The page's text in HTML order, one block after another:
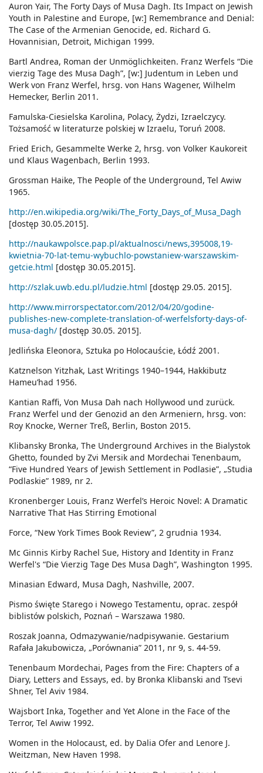
Auron Yair, The Forty Days of Musa Dagh. Its Impact on Jewish
Youth in Palestine and Europe, [w:] Remembrance and Denial:
The Case of the Armenian Genocide, ed. Richard G.
Hovannisian, Detroit, Michigan 1999.
Bartl Andrea, Roman der Unmöglichkeiten. Franz Werfels “Die
vierzig Tage des Musa Dagh”, [w:] Judentum in Leben und
Werk von Franz Werfel, hrsg. von Hans Wagener, Wilhelm
Hemecker, Berlin 2011.
Famulska-Ciesielska Karolina, Polacy, Żydzi, Izraelczycy.
Tożsamość w literaturze polskiej w Izraelu, Toruń 2008.
Fried Erich, Gesammelte Werke 2, hrsg. von Volker Kaukoreit
und Klaus Wagenbach, Berlin 1993.
Grossman Haike, The People of the Underground, Tel Awiw
1965.
http://en.wikipedia.org/wiki/The_Forty_Days_of_Musa_Dagh
[dostęp 30.05.2015].
http://naukawpolsce.pap.pl/aktualnosci/news,395008,19-
kwietnia-70-lat-temu-wybuchlo-powstaniew-warszawskim-
getcie.html [dostęp 30.05.2015].
http://szlak.uwb.edu.pl/ludzie.html [dostęp 29.05. 2015].
http://www.mirrorspectator.com/2012/04/20/godine-
publishes-new-complete-translation-of-werfelsforty-days-of-
musa-dagh/ [dostęp 30.05. 2015].
Jedlińska Eleonora, Sztuka po Holocauście, Łódź 2001.
Katznelson Yitzhak, Last Writings 1940–1944, Hakkibutz
Hameu’had 1956.
Kantian Raffi, Von Musa Dah nach Hollywood und zurück.
Franz Werfel und der Genozid an den Armeniern, hrsg. von:
Roy Knocke, Werner Treß, Berlin, Boston 2015.
Klibansky Bronka, The Underground Archives in the Bialystok
Ghetto, founded by Zvi Mersik and Mordechai Tenenbaum,
“Five Hundred Years of Jewish Settlement in Podlasie”, „Studia
Podlaskie” 1989, nr 2.
Kronenberger Louis, Franz Werfel’s Heroic Novel: A Dramatic
Narrative That Has Stirring Emotional
Force, “New York Times Book Review”, 2 grudnia 1934.
Mc Ginnis Kirby Rachel Sue, History and Identity in Franz
Werfel's “Die Vierzig Tage Des Musa Dagh”, Washington 1995.
Minasian Edward, Musa Dagh, Nashville, 2007.
Pismo święte Starego i Nowego Testamentu, oprac. zespół
biblistów polskich, Poznań – Warszawa 1980.
Roszak Joanna, Odmazywanie/nadpisywanie. Gestarium
Rafała Jakubowicza, „Porównania” 2011, nr 9, s. 44-59.
Tenenbaum Mordechai, Pages from the Fire: Chapters of a
Diary, Letters and Essays, ed. by Bronka Klibanski and Tsevi
Shner, Tel Aviv 1984.
Wajsbort Inka, Together and Yet Alone in the Face of the
Terror, Tel Awiw 1992.
Women in the Holocaust, ed. by Dalia Ofer and Lenore J.
Weitzman, New Haven 1998.